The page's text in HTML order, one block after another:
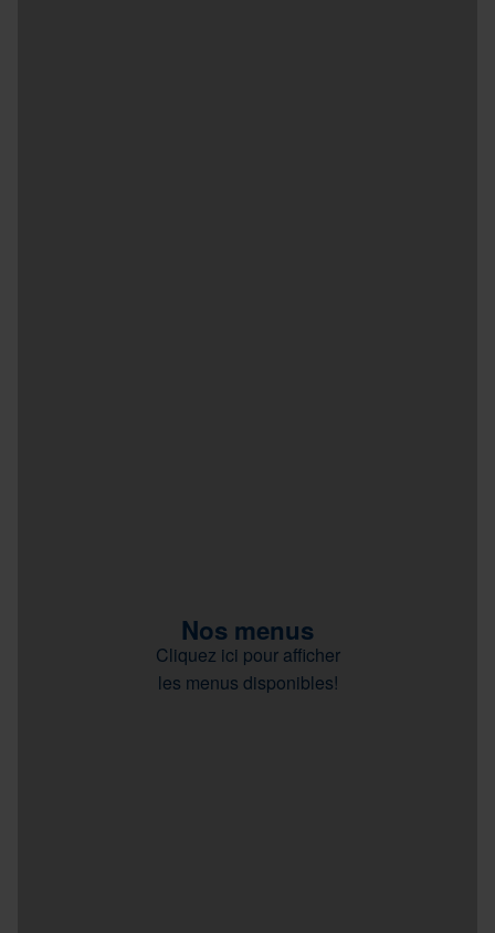
Nos menus
Cliquez ici pour afficher
les menus disponibles!